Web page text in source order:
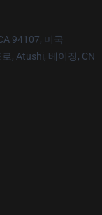
94107, 미국
, Atushi, 베이징, CN